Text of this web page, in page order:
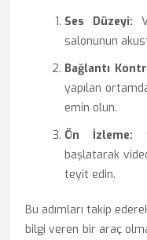
Ses Düzeyi:
salonunun
Bağlantı
yapılan
emin olun.
Ön İzleme:
başlatarak
teyit edin.
Bu adımları takip
bilgi veren bir araç